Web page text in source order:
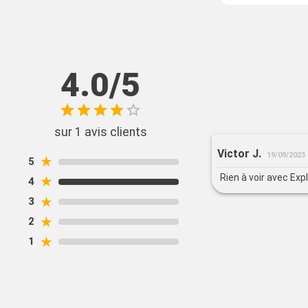
4.0/5
sur 1 avis clients
5 ★
4 ★
3 ★
2 ★
1 ★
Victor J. 19/09/2023
Rien à voir avec